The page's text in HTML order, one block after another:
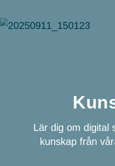
Lär dig om digital
kunskap från